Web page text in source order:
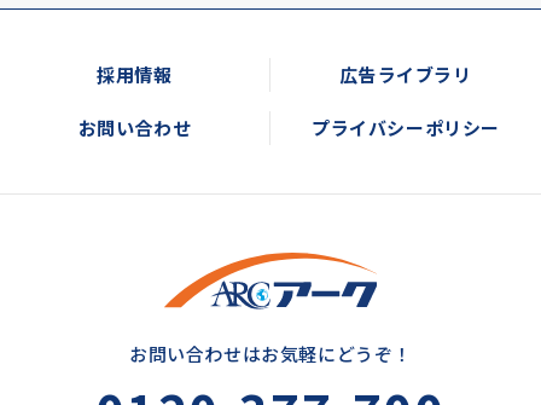
採用情報 広告ライブラリ
お問い合わせ プライバシーポリシー
お問い合わせはお気軽にどうぞ！